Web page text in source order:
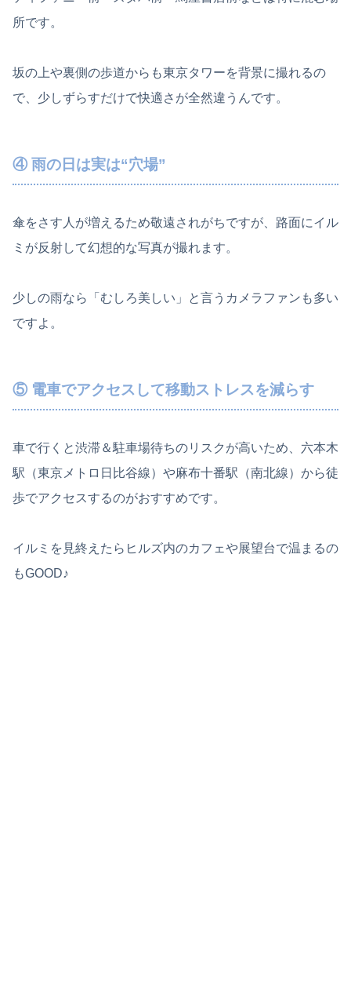
所です。
坂の上や裏側の歩道からも東京タワーを背景に撮れるの
で、少しずらすだけで快適さが全然違うんです。
④ 雨の日は実は“穴場”
傘をさす人が増えるため敬遠されがちですが、路面にイル
ミが反射して幻想的な写真が撮れます。
少しの雨なら「むしろ美しい」と言うカメラファンも多い
ですよ。
⑤ 電車でアクセスして移動ストレスを減らす
車で行くと渋滞＆駐車場待ちのリスクが高いため、六本木
駅（東京メトロ日比谷線）や麻布十番駅（南北線）から徒
歩でアクセスするのがおすすめです。
イルミを見終えたらヒルズ内のカフェや展望台で温まるの
もGOOD♪